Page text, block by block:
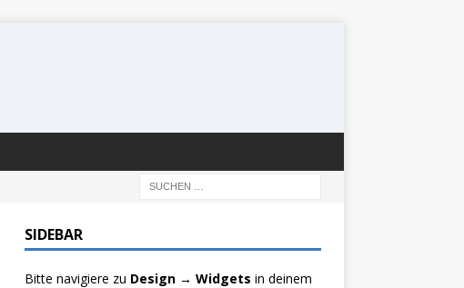
SIDEBAR
Bitte navigiere zu Design → Widgets in deinem